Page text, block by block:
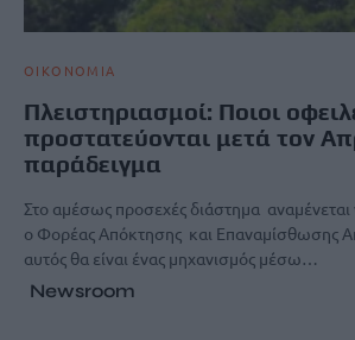
ΟΙΚΟΝΟΜΙΑ
Πλειστηριασμοί: Ποιοι
προστατεύονται μετά τον
παράδειγμα
Στο αμέσως προσεχές διάστημα αναμένεται
ο Φορέας Απόκτησης και Επαναμίσθωσης
αυτός θα είναι ένας μηχανισμός μέσω…
Newsroom